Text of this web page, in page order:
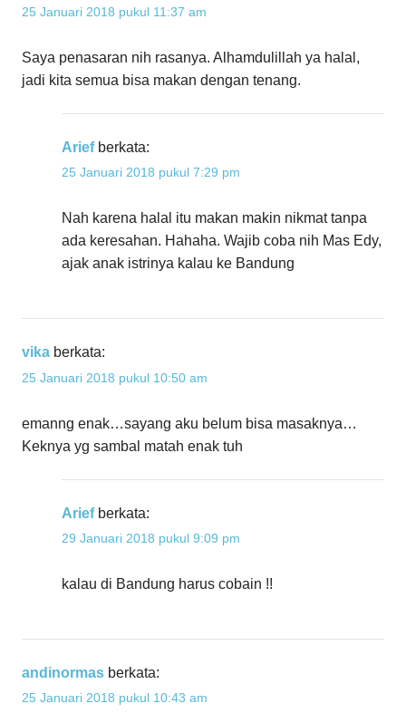
25 Januari 2018 pukul 11:37 am
Saya penasaran nih rasanya. Alhamdulillah ya halal,
jadi kita semua bisa makan dengan tenang.
Arief berkata:
25 Januari 2018 pukul 7:29 pm
Nah karena halal itu makan makin nikmat tanpa
ada keresahan. Hahaha. Wajib coba nih Mas Edy,
ajak anak istrinya kalau ke Bandung
vika berkata:
25 Januari 2018 pukul 10:50 am
emanng enak…sayang aku belum bisa masaknya…
Keknya yg sambal matah enak tuh
Arief berkata:
29 Januari 2018 pukul 9:09 pm
kalau di Bandung harus cobain !!
andinormas berkata:
25 Januari 2018 pukul 10:43 am